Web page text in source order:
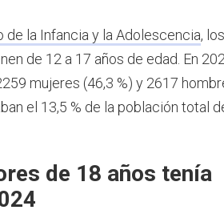
de la Infancia y la Adolescencia, los
de 12 a 17 años de edad. En
mujeres (46,3 %) y 2617
el 13,5 % de la población total
de 18 años tenía